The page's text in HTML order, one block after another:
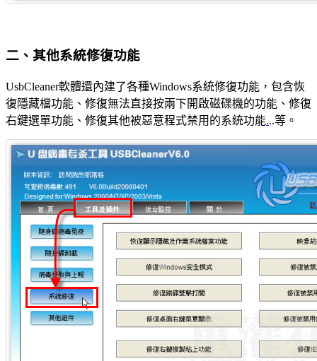
二、其他系統修復功能
UsbCleaner軟體還內建了各種Windows系統修復功能，包含恢
復隱藏檔功能、修復無法直接按兩下開啟磁碟機的功能、修復
右鍵選單功能、修復其他被惡意程式禁用的系統功能...等。